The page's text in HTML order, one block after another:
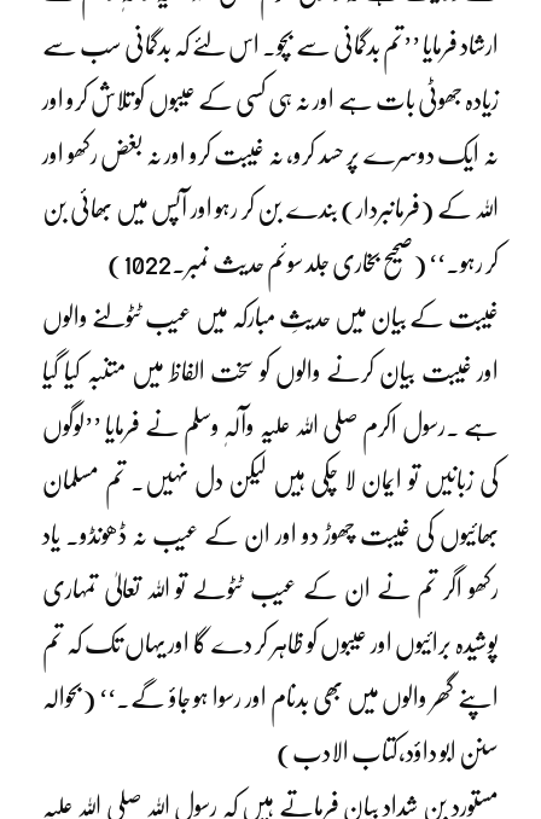
ارشاد فرمایا ’’تم بدگمانی سے بچو۔ اس لئے کہ بدگمانی سب سے
زیادہ جھوٹی بات ہے اور نہ ہی کسی کے عیبوں کو تلاش کرو اور
نہ ایک دوسرے پر حسد کرو، نہ غیبت کرو اور نہ بغض رکھو اور
اللہ کے (فرمانبردار) بندے بن کر رہو اور آپس میں بھائی بن
کر رہو۔‘‘ (صحیح بخاری جلد سوئم حدیث نمبر۔1022)
غیبت کے بیان میں حدیثِ مبارکہ میں عیب ٹٹولنے والوں
اور غیبت بیان کرنے والوں کو سخت الفاظ میں متنبہ کیا گیا
ہے ۔رسول اکرم صلی اللہ علیہ وآلہٖ وسلم نے فرمایا ’’لوگوں
کی زبانیں تو ایمان لا چکی ہیں لیکن دل نہیں۔ تم مسلمان
بھائیوں کی غیبت چھوڑ دو اور ان کے عیب نہ ڈھونڈو۔ یاد
رکھو اگر تم نے ان کے عیب ٹٹولے تو اللہ تعالیٰ تمہاری
پوشیدہ برائیوں اور عیبوں کو ظاہر کر دے گا اور یہاں تک کہ تم
اپنے گھر والوں میں بھی بدنام اور رسوا ہو جاؤ گے۔‘‘ (بحوالہ
سنن ابو داؤد،کتاب الادب)
مستورد بن شداد بیان فرماتے ہیں کہ رسول اللہ صلی اللہ علیہ